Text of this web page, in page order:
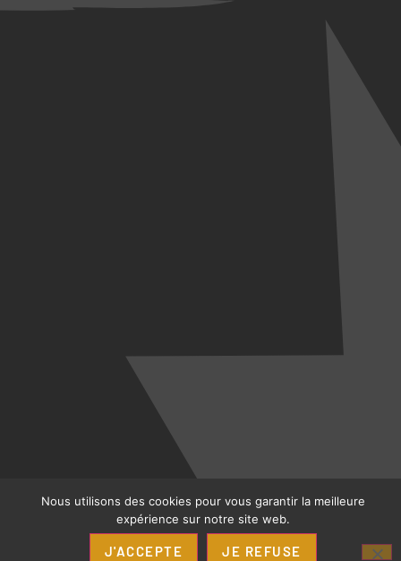
Nous utilisons des cookies pour vous garantir la meilleure
expérience sur notre site web.
J'ACCEPTE JE REFUSE